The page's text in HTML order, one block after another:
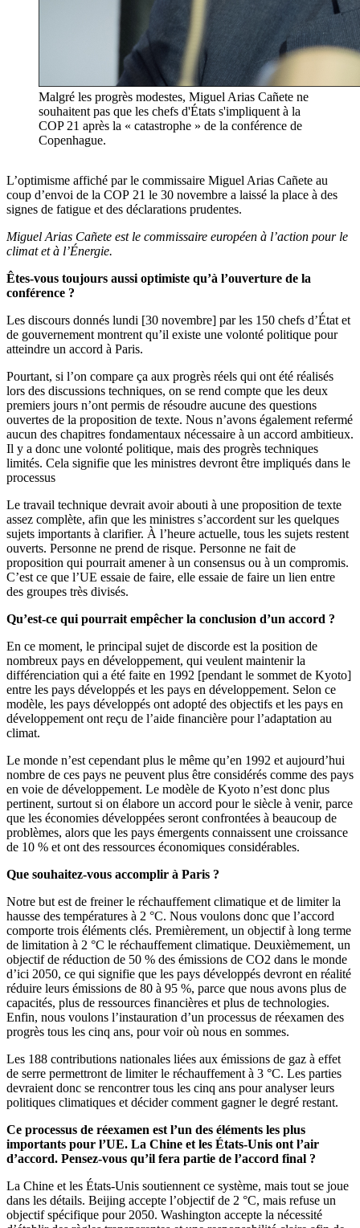
Malgré les progrès modestes, Miguel Arias Cañete ne
souhaitent pas que les chefs d'États s'impliquent à la
COP 21 après la « catastrophe » de la conférence de
Copenhague.
L’optimisme affiché par le commissaire Miguel Arias Cañete au
coup d’envoi de la COP 21 le 30 novembre a laissé la place à des
signes de fatigue et des déclarations prudentes.
Miguel Arias Cañete est le commissaire européen à l’action pour le
climat et à l’Énergie.
Êtes-vous toujours aussi optimiste qu’à l’ouverture de la
conférence ?
Les discours donnés lundi [30 novembre] par les 150 chefs d’État et
de gouvernement montrent qu’il existe une volonté politique pour
atteindre un accord à Paris.
Pourtant, si l’on compare ça aux progrès réels qui ont été réalisés
lors des discussions techniques, on se rend compte que les deux
premiers jours n’ont permis de résoudre aucune des questions
ouvertes de la proposition de texte. Nous n’avons également refermé
aucun des chapitres fondamentaux nécessaire à un accord ambitieux.
Il y a donc une volonté politique, mais des progrès techniques
limités. Cela signifie que les ministres devront être impliqués dans le
processus
Le travail technique devrait avoir abouti à une proposition de texte
assez complète, afin que les ministres s’accordent sur les quelques
sujets importants à clarifier. À l’heure actuelle, tous les sujets restent
ouverts. Personne ne prend de risque. Personne ne fait de
proposition qui pourrait amener à un consensus ou à un compromis.
C’est ce que l’UE essaie de faire, elle essaie de faire un lien entre
des groupes très divisés.
Qu’est-ce qui pourrait empêcher la conclusion d’un accord ?
En ce moment, le principal sujet de discorde est la position de
nombreux pays en développement, qui veulent maintenir la
différenciation qui a été faite en 1992 [pendant le sommet de Kyoto]
entre les pays développés et les pays en développement. Selon ce
modèle, les pays développés ont adopté des objectifs et les pays en
développement ont reçu de l’aide financière pour l’adaptation au
climat.
Le monde n’est cependant plus le même qu’en 1992 et aujourd’hui
nombre de ces pays ne peuvent plus être considérés comme des pays
en voie de développement. Le modèle de Kyoto n’est donc plus
pertinent, surtout si on élabore un accord pour le siècle à venir, parce
que les économies développées seront confrontées à beaucoup de
problèmes, alors que les pays émergents connaissent une croissance
de 10 % et ont des ressources économiques considérables.
Que souhaitez-vous accomplir à Paris ?
Notre but est de freiner le réchauffement climatique et de limiter la
hausse des températures à 2 °C. Nous voulons donc que l’accord
comporte trois éléments clés. Premièrement, un objectif à long terme
de limitation à 2 °C le réchauffement climatique. Deuxièmement, un
objectif de réduction de 50 % des émissions de CO2 dans le monde
d’ici 2050, ce qui signifie que les pays développés devront en réalité
réduire leurs émissions de 80 à 95 %, parce que nous avons plus de
capacités, plus de ressources financières et plus de technologies.
Enfin, nous voulons l’instauration d’un processus de réexamen des
progrès tous les cinq ans, pour voir où nous en sommes.
Les 188 contributions nationales liées aux émissions de gaz à effet
de serre permettront de limiter le réchauffement à 3 °C. Les parties
devraient donc se rencontrer tous les cinq ans pour analyser leurs
politiques climatiques et décider comment gagner le degré restant.
Ce processus de réexamen est l’un des éléments les plus
importants pour l’UE. La Chine et les États-Unis ont l’air
d’accord. Pensez-vous qu’il fera partie de l’accord final ?
La Chine et les États-Unis soutiennent ce système, mais tout se joue
dans les détails. Beijing accepte l’objectif de 2 °C, mais refuse un
objectif spécifique pour 2050. Washington accepte la nécessité